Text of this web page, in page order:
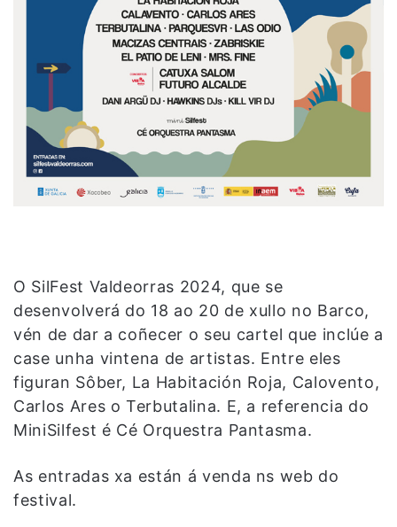
O SilFest Valdeorras 2024, que se
desenvolverá do 18 ao 20 de xullo no Barco,
vén de dar a coñecer o seu cartel que inclúe a
case unha vintena de artistas. Entre eles
figuran Sôber, La Habitación Roja, Calovento,
Carlos Ares o Terbutalina. E, a referencia do
MiniSilfest é Cé Orquestra Pantasma.
As entradas xa están á venda ns web do
festival.